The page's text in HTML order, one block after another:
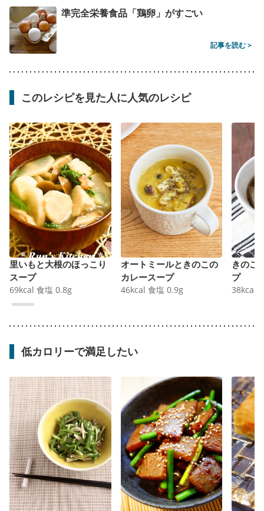
準完全栄養食品「鶏卵」がすごい
記事を読む >
このレシピを見た人に人気のレシピ
里いもと大根のほっこり
スープ
69kcal 食塩 0.8g
オートミールときのこの
カレースープ
46kcal 食塩 0.9g
きのこ
プ
38kcal
低カロリーで満足したい